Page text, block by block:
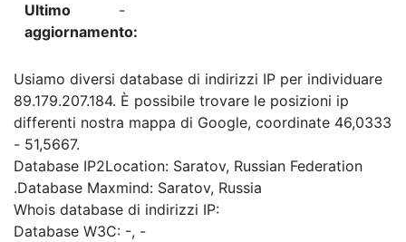
-
Usiamo diversi database di indirizzi IP per individuare
89.179.207.184. È possibile trovare le posizioni ip
differenti nostra mappa di Google, coordinate 46,0333
- 51,5667.
Database IP2Location: Saratov, Russian Federation
.Database Maxmind: Saratov, Russia
Whois database di indirizzi IP:
Database W3C: -, -